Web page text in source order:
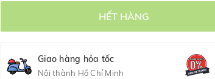
HẾT HÀNG
Giao hàng hỏa tốc
Nội thành Hồ Chí Minh